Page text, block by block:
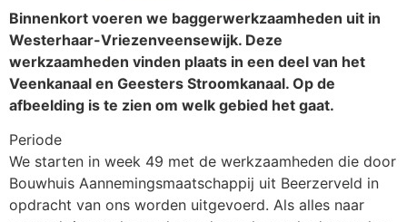
Binnenkort voeren we baggerwerkzaamheden uit in
Westerhaar-Vriezenveensewijk. Deze
werkzaamheden vinden plaats in een deel van het
Veenkanaal en Geesters Stroomkanaal. Op de
afbeelding is te zien om welk gebied het gaat.
Periode
We starten in week 49 met de werkzaamheden die door
Bouwhuis Aannemingsmaatschappij uit Beerzerveld in
opdracht van ons worden uitgevoerd. Als alles naar